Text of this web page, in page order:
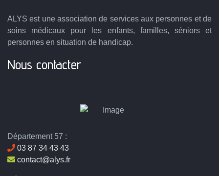
ALYS est une association de services aux personnes et de
soins médicaux pour les enfants, familles, séniors et
personnes en situation de handicap.
Nous contacter
Département 57 :
03 87 34 43 43
contact@alys.fr